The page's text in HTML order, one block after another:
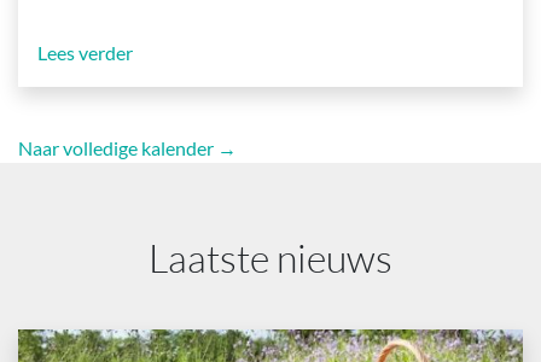
Lees verder
Naar volledige kalender →
Laatste nieuws